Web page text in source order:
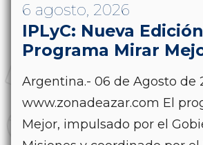
6 agosto, 2026
IPLyC: Nueva
Programa Mirar
Argentina.- 06 de Agosto de
www.zonadeazar.com El
Mejor, impulsado por el